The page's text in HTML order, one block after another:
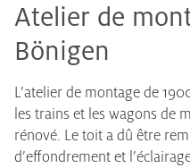
Atelier de
Bönigen
L’atelier de montage de
les trains et les wagons de
rénové. Le toit a dû être
d’effondrement et